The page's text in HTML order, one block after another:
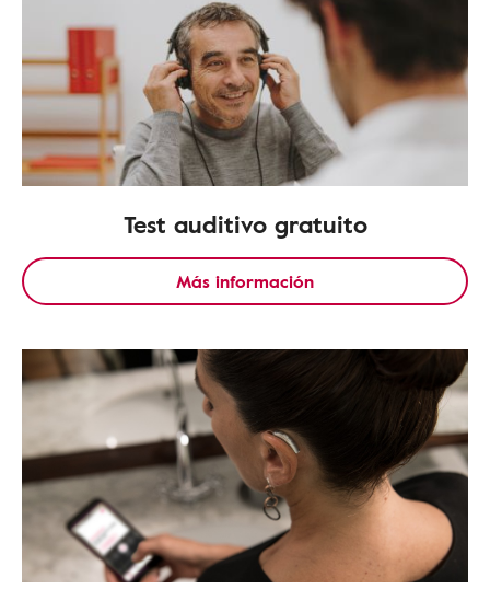
Test auditivo gratuito
Más información